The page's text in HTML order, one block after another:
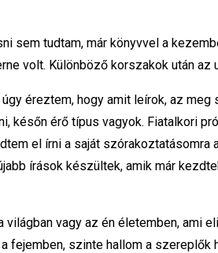
tudtam, már könyvvel a
volt. Különböző korszakok után
éreztem, hogy amit leírok, az
későn érő típus vagyok. Fiatalkori
el írni a saját
írások készültek, amik már
vagy az én életemben, ami
szinte hallom a szereplők